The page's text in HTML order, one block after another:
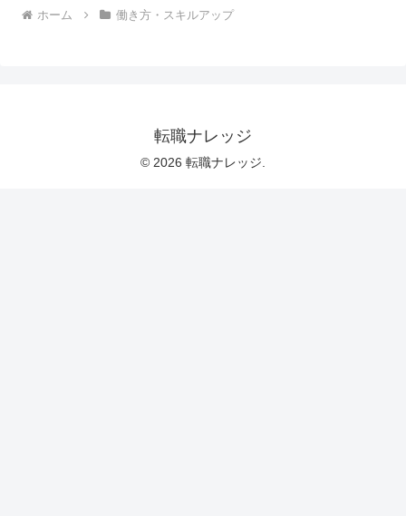
ホーム 働き方・スキルアップ
転職ナレッジ
© 2026 転職ナレッジ.